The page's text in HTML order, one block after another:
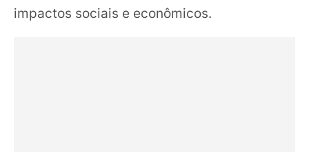
impactos sociais e econômicos.